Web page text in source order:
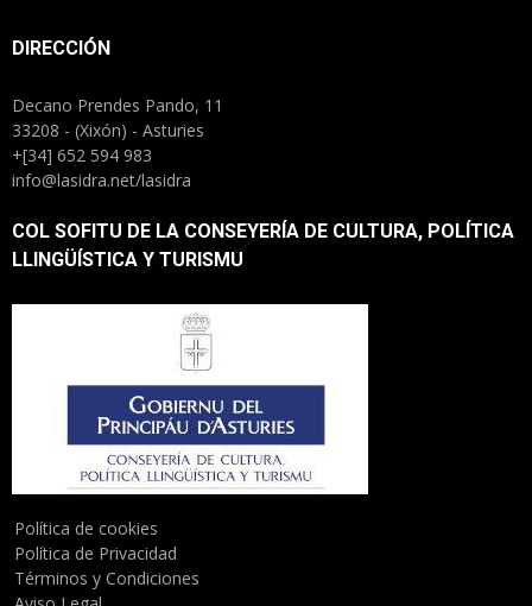
DIRECCIÓN
Decano Prendes Pando, 11
33208 - (Xixón) - Asturies
+[34] 652 594 983
info@lasidra.net/lasidra
COL SOFITU DE LA CONSEYERÍA DE CULTURA, POLÍTICA
LLINGÜÍSTICA Y TURISMU
Política de cookies
Política de Privacidad
Términos y Condiciones